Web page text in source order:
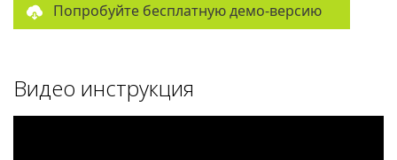
Попробуйте бесплатную демо-версию
Видео инструкция